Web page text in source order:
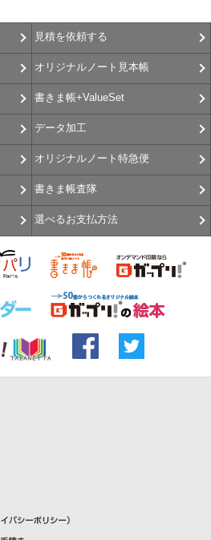
見積を依頼する
オリジナルノート見本帳
書きま帳+ValueSet
データ加工
オリジナルノート特急便
書きま帳査隊
選べるお支払方法